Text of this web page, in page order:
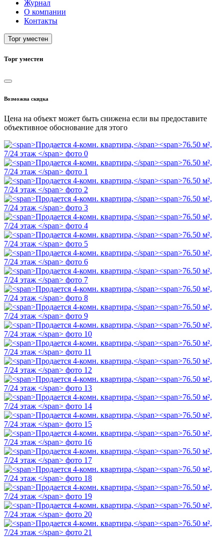
Журнал
О компании
Контакты
Торг уместен
Торг уместен
Возможна скидка
Цена на объект может быть снижена если вы предоставите
объективное обоснование для этого